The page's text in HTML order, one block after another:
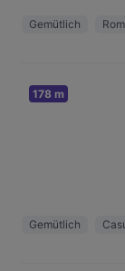
Gemütlich
178 m
Gemütlich